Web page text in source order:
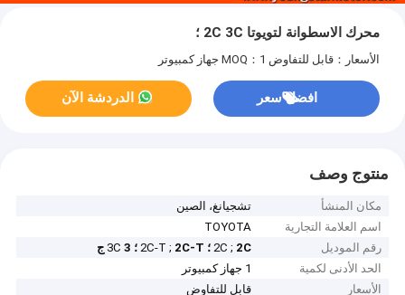
محرك الاسطوانة لتويوتا 2C 3C ؛
الأسعار：قابل للتفاوض MOQ：1 جهاز كمبيوتر
افضل سعر الدردشة الآن
منتوج وصف
مكان المنشأ
تشجيانغ، الصين
اسم العلامة التجارية
TOYOTA
رقم الموديل
2C ; 2C ؛ 2C-T ; 2C-T ؛ 3C 3 ج
الحد الأدنى لكمية
1 جهاز كمبيوتر
الأسعار
قابل للتفاوض